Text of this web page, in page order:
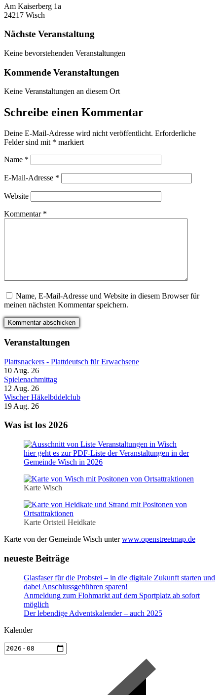
Am Kaiserberg 1a
24217 Wisch
Nächste Veranstaltung
Keine bevorstehenden Veranstaltungen
Kommende Veranstaltungen
Keine Veranstaltungen an diesem Ort
Schreibe einen Kommentar
Deine E-Mail-Adresse wird nicht veröffentlicht. Erforderliche
Felder sind mit * markiert
Name *
E-Mail-Adresse *
Website
Kommentar *
Name, E-Mail-Adresse und Website in diesem Browser für
meinen nächsten Kommentar speichern.
Veranstaltungen
Plattsnackers - Plattdeutsch für Erwachsene
10 Aug. 26
Spielenachmittag
12 Aug. 26
Wischer Häkelbüdelclub
19 Aug. 26
Was ist los 2026
hier geht es zur PDF-Liste der Veranstaltungen in der
Gemeinde Wisch in 2026
Karte Wisch
Karte Ortsteil Heidkate
Karte von der Gemeinde Wisch unterwww.openstreetmap.de
neueste Beiträge
Glasfaser für die Probstei – in die digitale Zukunft starten und
dabei Anschlussgebühren sparen!
Anmeldung zum Flohmarkt auf dem Sportplatz ab sofort
möglich
Der lebendige Adventskalender – auch 2025
Kalender